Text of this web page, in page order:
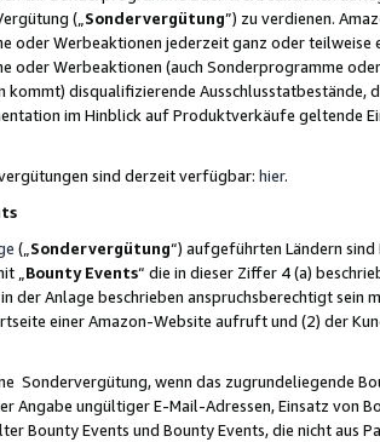
(„ Sondervergütung”) zu verdienen.
oder Werbeaktionen jederzeit ganz oder
oder Werbeaktionen (auch Sonderprogramme
disqualifizierende Ausschlusstatbestände,
im Hinblick auf Produktverkäufe geltende
sind derzeit verfügbar: hier.
(„ Sondervergütung“) aufgeführten Ländern
„ Bounty Events“ die in dieser Ziffer 4 (a)
der Anlage beschrieben anspruchsberechtigt sein
einer Amazon-Website aufruft und (2) der
Sondervergütung, wenn das zugrundeliegende
Angabe ungültiger E-Mail-Adressen, Einsatz von
Bounty Events und Bounty Events, die nicht